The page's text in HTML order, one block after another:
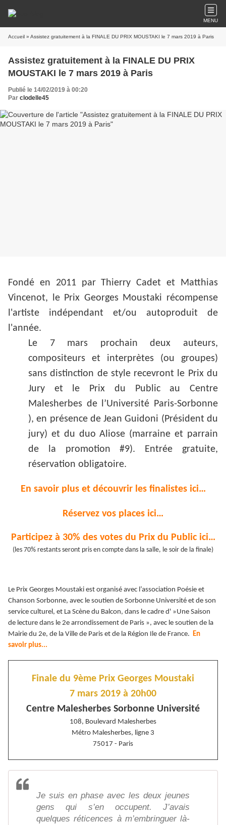
MENU
Accueil » Assistez gratuitement à la FINALE DU PRIX MOUSTAKI le 7 mars 2019 à Paris
Assistez gratuitement à la FINALE DU PRIX
MOUSTAKI le 7 mars 2019 à Paris
Publié le 14/02/2019 à 00:20
Par clodelle45
Fondé en 2011 par Thierry Cadet et Matthias
Vincenot, le Prix Georges Moustaki récompense
l'artiste indépendant et/ou autoproduit de
l'année.
Le 7 mars prochain deux auteurs,
compositeurs et interprètes (ou groupes)
sans distinction de style recevront le Prix du
Jury et le Prix du Public au Centre
Malesherbes de l’Université Paris-Sorbonne
), en présence de Jean Guidoni (Président du
jury) et du duo Aliose (marraine et parrain
de la promotion #9). Entrée gratuite,
réservation obligatoire.
En savoir plus et découvrir les finalistes ici…
Réservez vos places ici…
Participez à 30% des votes du Prix du Public ici…
(les 70% restants seront pris en compte dans la salle, le soir de la finale)
Le Prix Georges Moustaki est organisé avec l’association Poésie et
Chanson Sorbonne, avec le soutien de Sorbonne Université et de son
service culturel, et La Scène du Balcon, dans le cadre d' »Une Saison
de lecture dans le 2e arrondissement de Paris », avec le soutien de la
Mairie du 2e, de la Ville de Paris et de la Région Ile de France. En
savoir plus...
Finale du 9ème Prix Georges Moustaki
7 mars 2019 à 20h00
Centre Malesherbes Sorbonne Université
108, Boulevard Malesherbes
Métro Malesherbes, ligne 3
75017 - Paris
Je suis en phase avec les deux jeunes
gens qui s’en occupent. J’avais
quelques réticences à m’embringuer là-